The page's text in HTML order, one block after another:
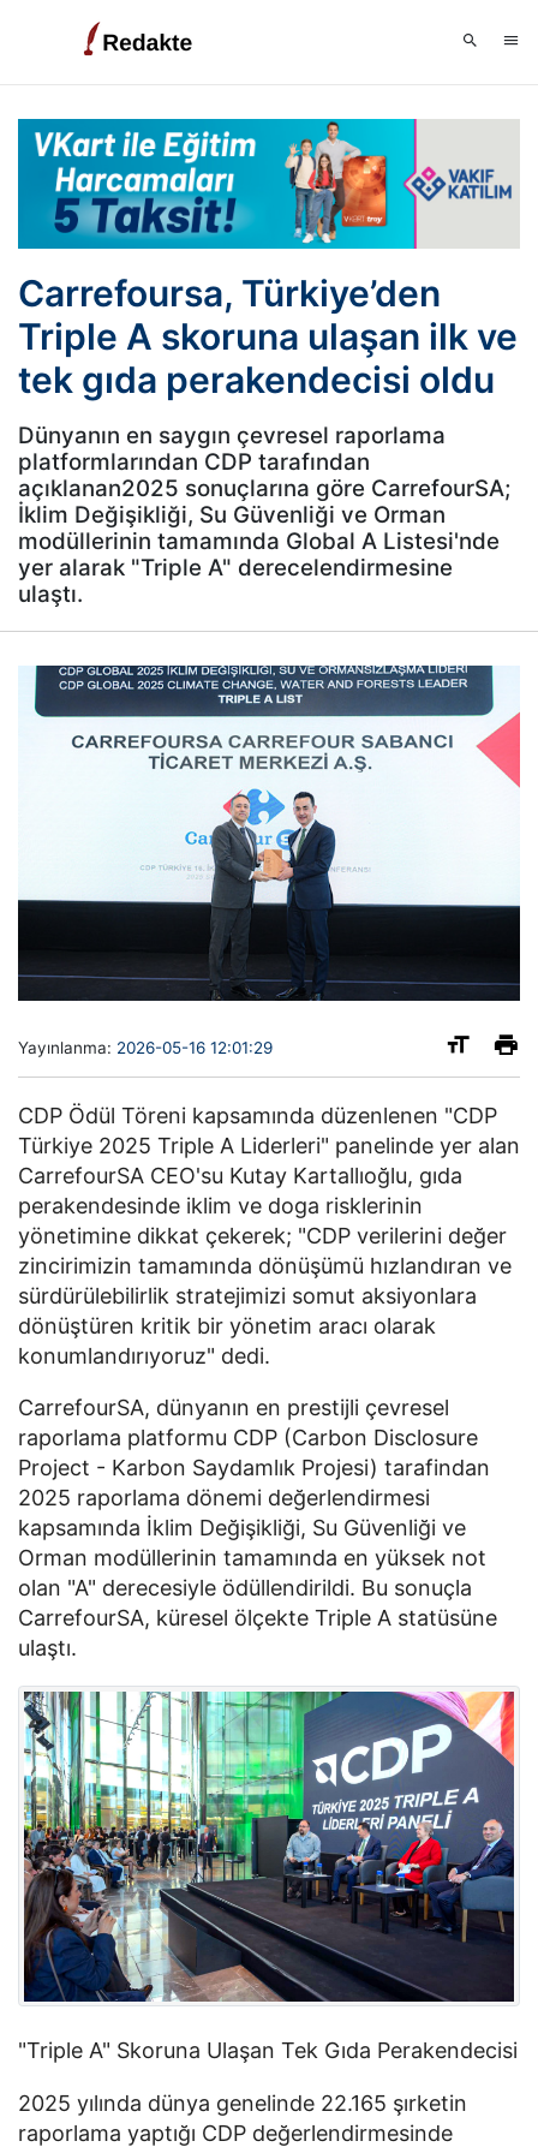
Carrefoursa, Türkiye’den
Triple A skoruna ulaşan ilk ve
tek gıda perakendecisi oldu
Dünyanın en saygın çevresel raporlama
platformlarından CDP tarafından
açıklanan2025 sonuçlarına göre CarrefourSA;
İklim Değişikliği, Su Güvenliği ve Orman
modüllerinin tamamında Global A Listesi'nde
yer alarak "Triple A" derecelendirmesine
ulaştı.
Yayınlanma: 2026-05-16 12:01:29
CDP Ödül Töreni kapsamında düzenlenen "CDP
Türkiye 2025 Triple A Liderleri" panelinde yer alan
CarrefourSA CEO'su Kutay Kartallıoğlu, gıda
perakendesinde iklim ve doga risklerinin
yönetimine dikkat çekerek; "CDP verilerini değer
zincirimizin tamamında dönüşümü hızlandıran ve
sürdürülebilirlik stratejimizi somut aksiyonlara
dönüştüren kritik bir yönetim aracı olarak
konumlandırıyoruz" dedi.
CarrefourSA, dünyanın en prestijli çevresel
raporlama platformu CDP (Carbon Disclosure
Project - Karbon Saydamlık Projesi) tarafindan
2025 raporlama dönemi değerlendirmesi
kapsamında İklim Değişikliği, Su Güvenliği ve
Orman modüllerinin tamamında en yüksek not
olan "A" derecesiyle ödüllendirildi. Bu sonuçla
CarrefourSA, küresel ölçekte Triple A statüsüne
ulaştı.
"Triple A" Skoruna Ulaşan Tek Gıda Perakendecisi
2025 yılında dünya genelinde 22.165 şırketin
raporlama yaptığı CDP değerlendirmesinde